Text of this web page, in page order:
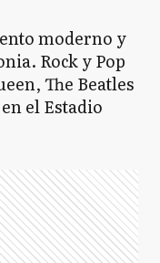
moderno y
Rock y Pop
The Beatles
el Estadio